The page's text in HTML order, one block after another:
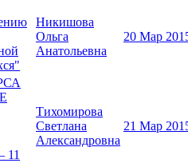
Никишова
Ольга
Анатольевна
20 Мар
Тихомирова
Светлана
Александровна
21 Мар